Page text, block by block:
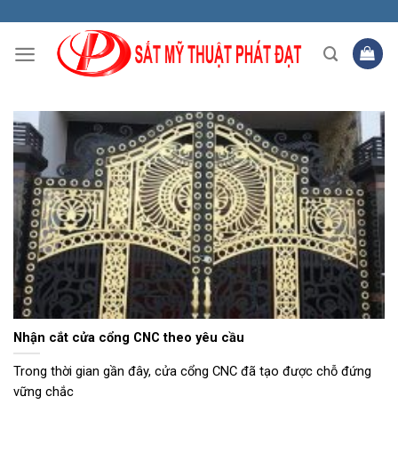
content
Nhận cắt cửa cổng CNC theo yêu cầu
Trong thời gian gần đây, cửa cổng CNC đã tạo được chỗ đứng
vững chắc